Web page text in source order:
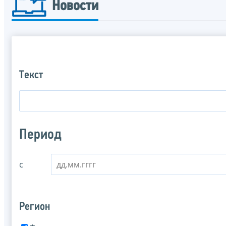
Новости
Текст
Период
с
Регион